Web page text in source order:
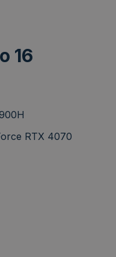
16
RTX 4070